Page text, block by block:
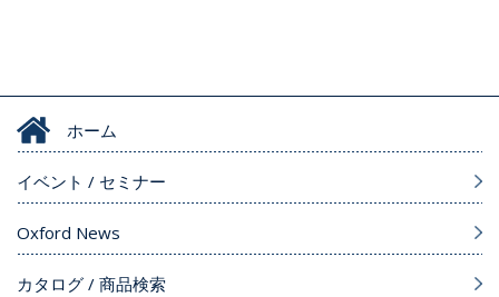
ホーム
イベント / セミナー
Oxford News
カタログ / 商品検索